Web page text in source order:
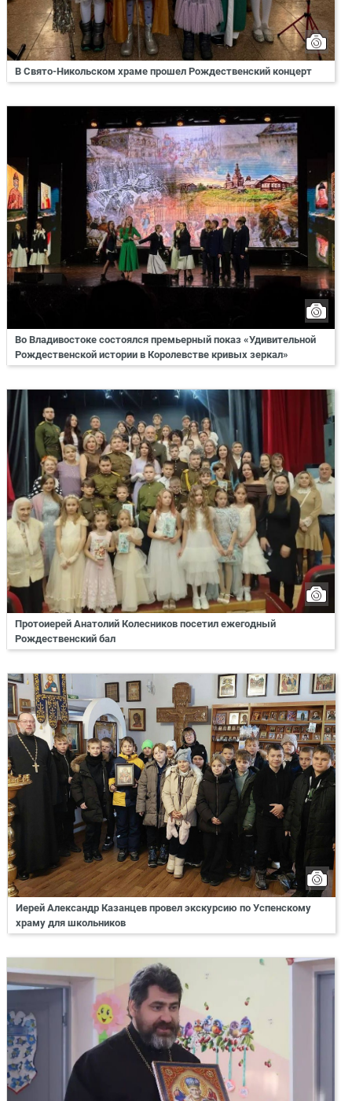
В Свято-Никольском храме прошел Рождественский концерт
Во Владивостоке состоялся премьерный показ «Удивительной
Рождественской истории в Королевстве кривых зеркал»
Протоиерей Анатолий Колесников посетил ежегодный
Рождественский бал
Иерей Александр Казанцев провел экскурсию по Успенскому
храму для школьников